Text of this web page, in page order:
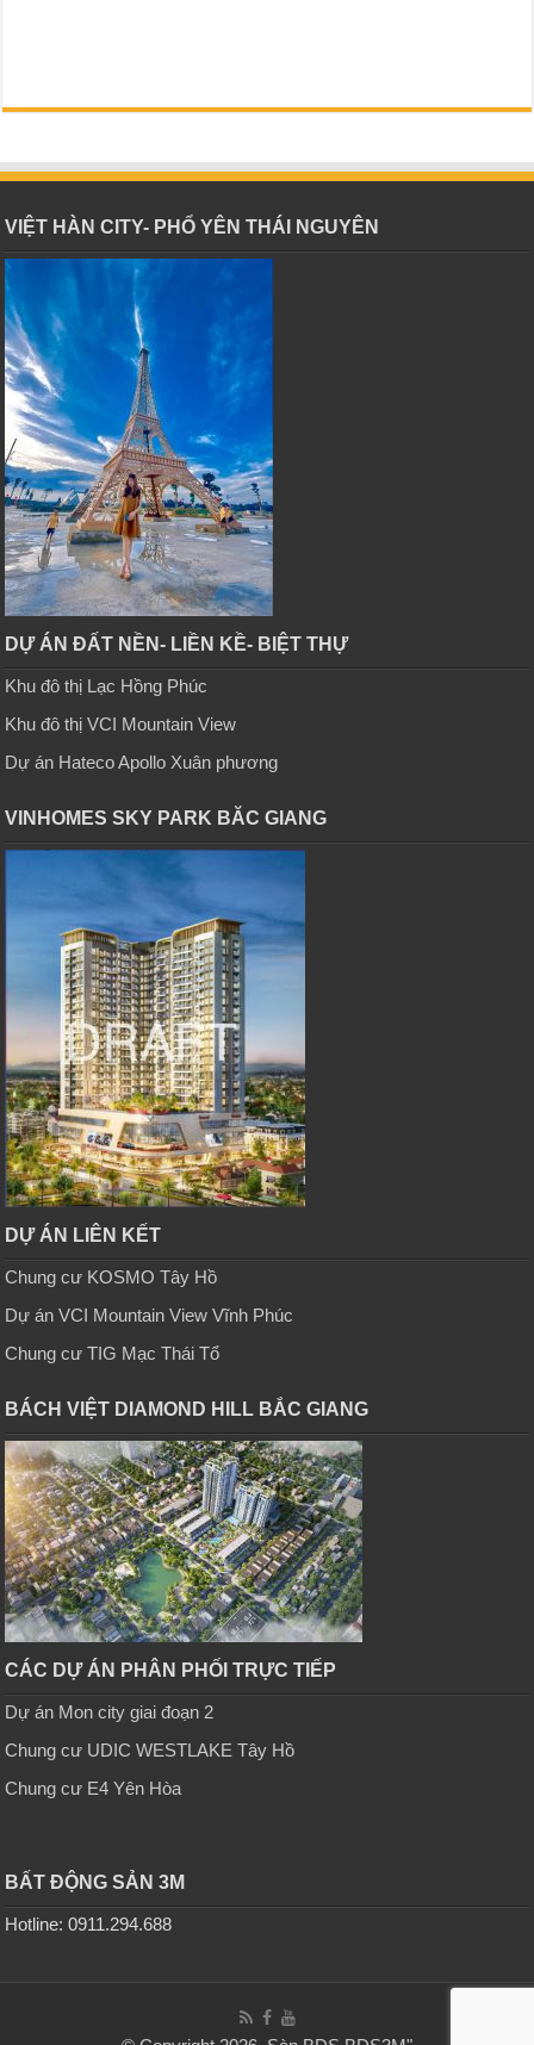
VIỆT HÀN CITY- PHỔ YÊN THÁI NGUYÊN
DỰ ÁN ĐẤT NỀN- LIỀN KỀ- BIỆT THỰ
Khu đô thị Lạc Hồng Phúc
Khu đô thị VCI Mountain View
Dự án Hateco Apollo Xuân phương
VINHOMES SKY PARK BĂC GIANG
DỰ ÁN LIÊN KẾT
Chung cư KOSMO Tây Hồ
Dự án VCI Mountain View Vĩnh Phúc
Chung cư TIG Mạc Thái Tổ
BÁCH VIỆT DIAMOND HILL BẮC GIANG
CÁC DỰ ÁN PHÂN PHỐI TRỰC TIẾP
Dự án Mon city giai đoạn 2
Chung cư UDIC WESTLAKE Tây Hồ
Chung cư E4 Yên Hòa
BẤT ĐỘNG SẢN 3M
Hotline: 0911.294.688